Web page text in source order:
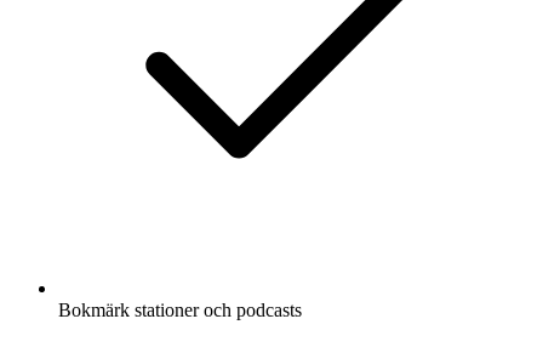
Bokmärk stationer och podcasts